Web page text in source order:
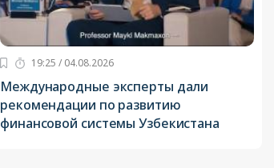
19:25 / 04.08.2026
Международные эксперты дали
рекомендации по развитию
финансовой системы Узбекистана